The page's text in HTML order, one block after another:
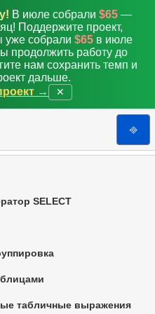
В июле собрали $65 —
Поддержите проект,
уже собрали $65в июле
продолжить работу до
нам сохранить темп и
дальше.
→
✕
⎆
SELECT
SQL
в SQL
табличные выражения